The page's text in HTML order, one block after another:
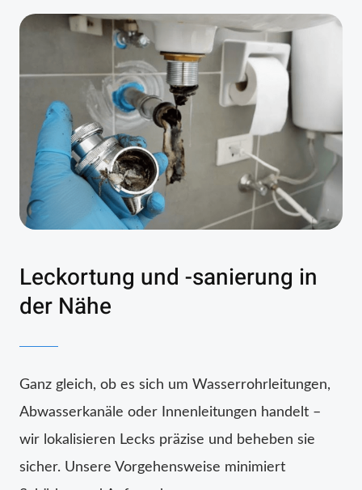
Leckortung und -sanierung in
der Nähe
Ganz gleich, ob es sich um Wasserrohrleitungen,
Abwasserkanäle oder Innenleitungen handelt –
wir lokalisieren Lecks präzise und beheben sie
sicher. Unsere Vorgehensweise minimiert